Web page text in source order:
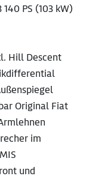
PS (103 kW)
Hill Descent
Original Fiat
im
und